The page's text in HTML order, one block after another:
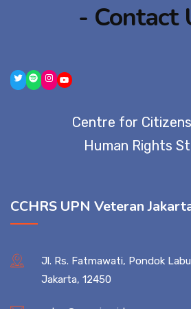
- Contact
Centre for
Human Rights
CCHRS UPN Veteran
Jl. Rs. Fatmawati, Pondok
Jakarta, 12450